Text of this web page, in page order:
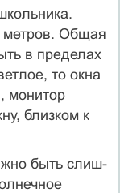
Общая
в пределах
то окна
монитор
близком к
быть слиш­